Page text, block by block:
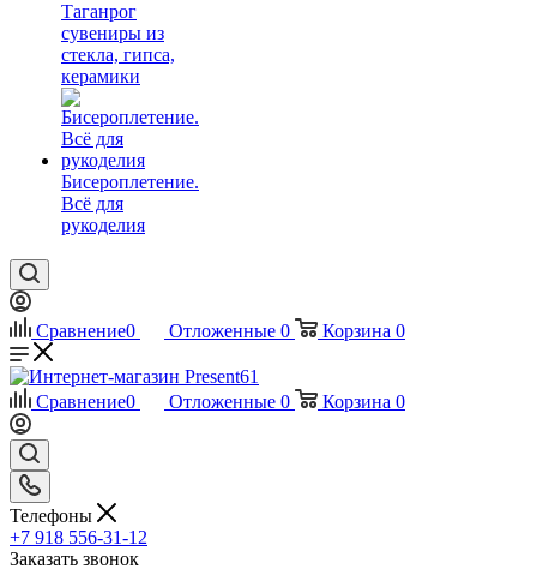
Таганрог
сувениры из
стекла, гипса,
керамики
Бисероплетение.
Всё для
рукоделия
Сравнение0 Отложенные 0 Корзина 0
Сравнение0 Отложенные 0 Корзина 0
Телефоны
+7 918 556-31-12
Заказать звонок